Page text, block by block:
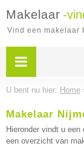
Makelaar -
Vind een makelaar
U bent nu hier: Home
Makelaar
Hieronder vindt u
een overzicht van